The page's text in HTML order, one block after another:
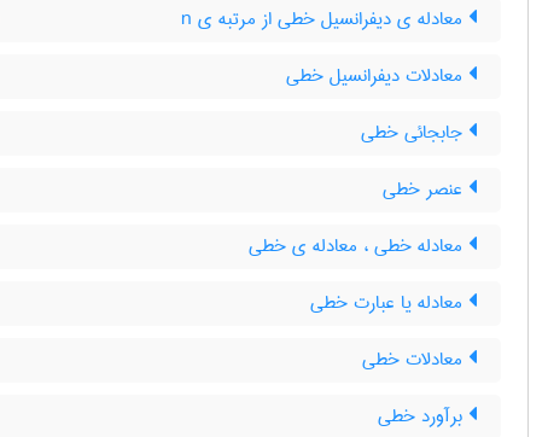
معادله ی دیفرانسیل خطی از مرتبه ی n
معادلات دیفرانسیل خطی
جابجائی خطی
عنصر خطی
معادله خطی ، معادله ی خطی
معادله یا عبارت خطی
معادلات خطی
برآورد خطی